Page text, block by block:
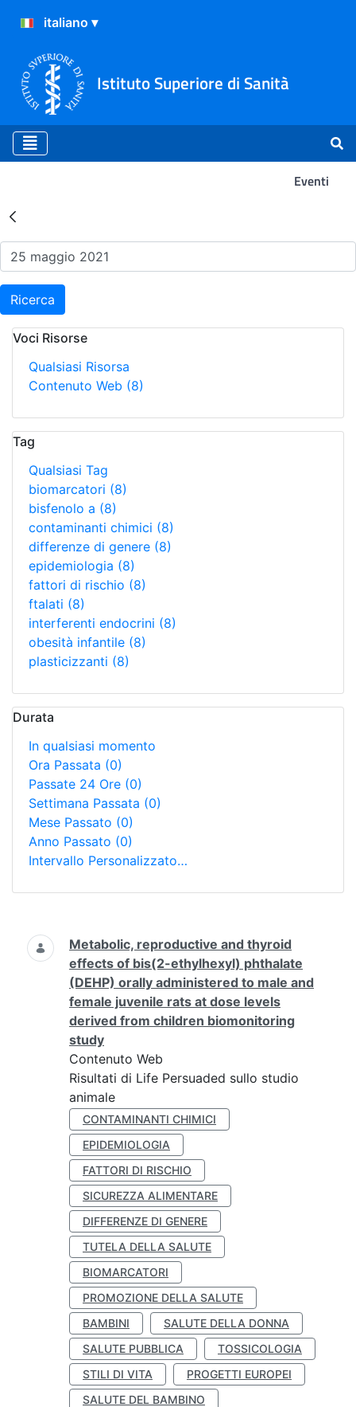
Istituto Superiore di Sanità
Eventi
Risultati della Ricerca -
Ricerca
Voci Risorse
Qualsiasi Risorsa
Contenuto Web (8)
Tag
Qualsiasi Tag
biomarcatori (8)
bisfenolo a (8)
contaminanti chimici (8)
differenze di genere (8)
epidemiologia (8)
fattori di rischio (8)
ftalati (8)
interferenti endocrini (8)
obesità infantile (8)
plasticizzanti (8)
Durata
In qualsiasi momento
Ora Passata (0)
Passate 24 Ore (0)
Settimana Passata (0)
Mese Passato (0)
Anno Passato (0)
Intervallo Personalizzato…
Ricerca
Metabolic, reproductive and thyroid
effects of bis(2-ethylhexyl) phthalate
(DEHP) orally administered to male and
female juvenile rats at dose levels
derived from children biomonitoring
study
Contenuto Web
Risultati di Life Persuaded sullo studio
animale
CONTAMINANTI CHIMICI
EPIDEMIOLOGIA
FATTORI DI RISCHIO
SICUREZZA ALIMENTARE
DIFFERENZE DI GENERE
TUTELA DELLA SALUTE
BIOMARCATORI
PROMOZIONE DELLA SALUTE
BAMBINI
SALUTE DELLA DONNA
SALUTE PUBBLICA
TOSSICOLOGIA
STILI DI VITA
PROGETTI EUROPEI
SALUTE DEL BAMBINO